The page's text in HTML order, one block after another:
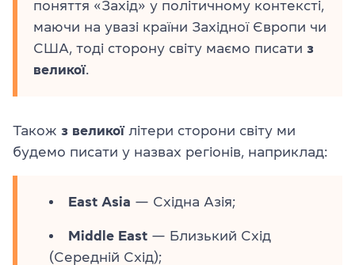
поняття «Захід» у політичному контексті,
маючи на увазі країни Західної Європи чи
США, тоді сторону світу маємо писати з
великої.
Також з великоїлітери сторони світу ми
будемо писати у назвах регіонів, наприклад:
East Asia — Східна Азія;
Middle East — Близький Схід
(Середній Схід);